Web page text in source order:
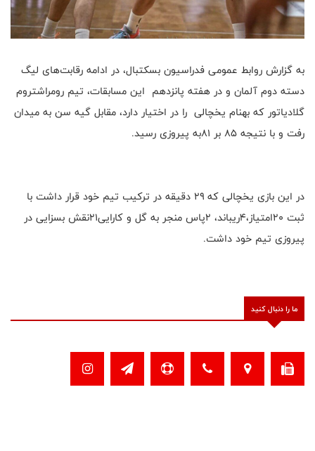
به گزارش روابط عمومی فدراسیون بسکتبال، در ادامه رقابت‌های لیگ
دسته دوم آلمان و در هفته پانزدهم این مسابقات، تیم رومراشتروم
گلادیاتور که بهنام یخچالی را در اختیار دارد، مقابل گیه سن به میدان
رفت و با نتیجه ۸۵ بر ۸۱به پیروزی رسید.
در این بازی یخچالی که ۲۹ دقیقه در ترکیب تیم خود قرار داشت با
ثبت ۲۰امتیاز،۴ریباند، ۲پاس منجر به گل و کارایی۲۱نقش بسزایی در
پیروزی تیم خود داشت.
ما را دنبال کنید